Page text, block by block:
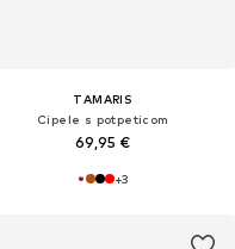
TAMARIS
Cipele s potpeticom
69,95 €
+3